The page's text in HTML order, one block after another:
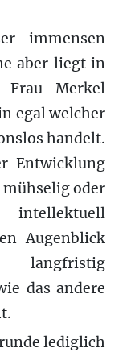
immensen
aber liegt in
Merkel
egal welcher
handelt.
Entwicklung
oder
Augenblick
langfristig
das andere
lediglich